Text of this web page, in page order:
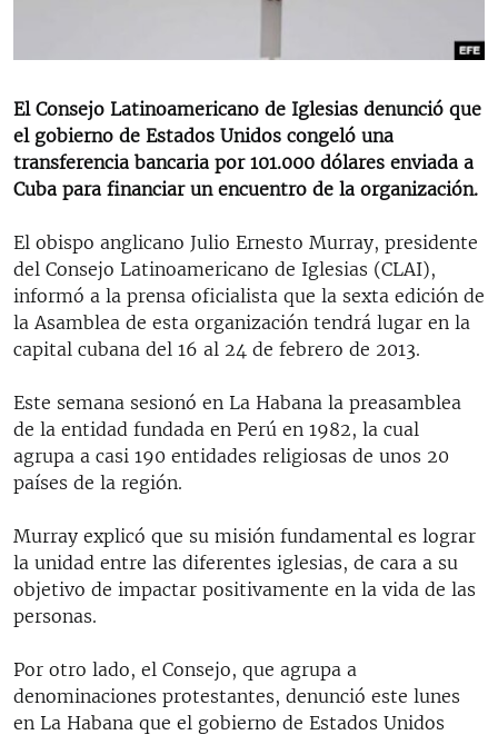
ESPECIALES
ESPECIALES
LA REALIDAD DE LA VIVIENDA EN CUBA
SER VIEJO EN CUBA
LOS SANTOS DE HIALEAH
DESINFORMACIÓN RUSA EN AMÉRICA LATINA
LA INVASIÓN DE RUSIA A UCRANIA
MULTIMEDIA
EDITORIALES
SÍGUENOS
El Consejo Latinoamericano de Iglesias denunció que
el gobierno de Estados Unidos congeló una
transferencia bancaria por 101.000 dólares enviada a
Cuba para financiar un encuentro de la organización.
El obispo anglicano Julio Ernesto Murray, presidente
del Consejo Latinoamericano de Iglesias (CLAI),
informó a la prensa oficialista que la sexta edición de
la Asamblea de esta organización tendrá lugar en la
capital cubana del 16 al 24 de febrero de 2013.
Este semana sesionó en La Habana la preasamblea
de la entidad fundada en Perú en 1982, la cual
agrupa a casi 190 entidades religiosas de unos 20
países de la región.
Murray explicó que su misión fundamental es lograr
la unidad entre las diferentes iglesias, de cara a su
objetivo de impactar positivamente en la vida de las
personas.
Por otro lado, el Consejo, que agrupa a
denominaciones protestantes, denunció este lunes
en La Habana que el gobierno de Estados Unidos